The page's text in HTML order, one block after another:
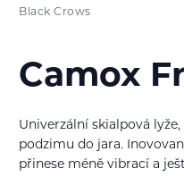
Black Crows
Camox
Univerzální skialpová
podzimu do jara.
přinese méně vibrací a